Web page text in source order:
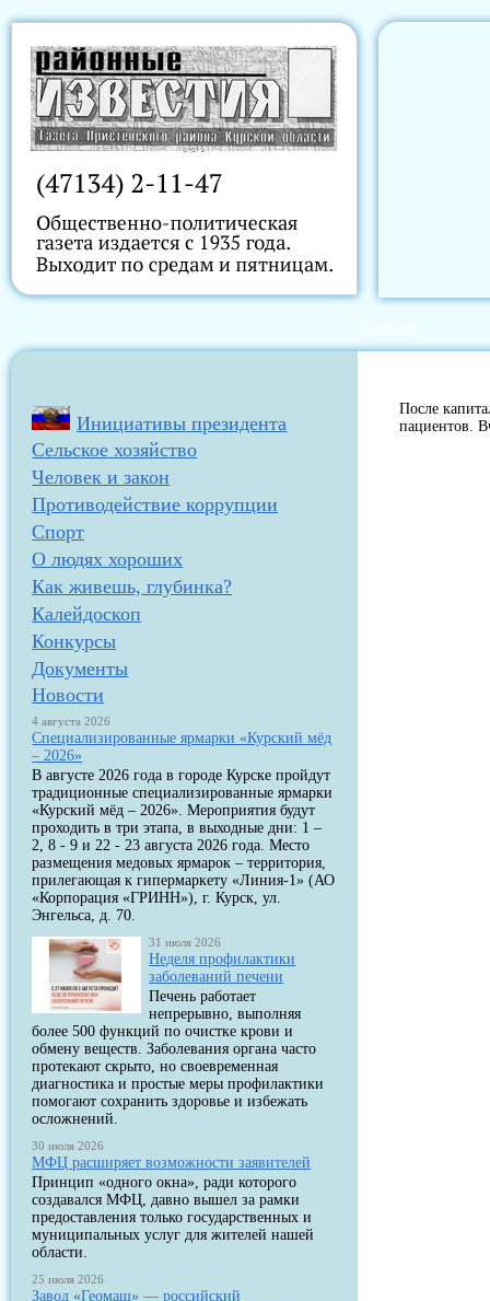
Инициативы президента
Сельское хозяйство
Человек и закон
Противодействие коррупции
Спорт
О людях хороших
Как живешь, глубинка?
Калейдоскоп
Конкурсы
Документы
Новости
4 августа 2026
Специализированные ярмарки «Курский мёд
– 2026»
В августе 2026 года в городе Курске пройдут
традиционные специализированные ярмарки
«Курский мёд – 2026». Мероприятия будут
проходить в три этапа, в выходные дни: 1 –
2, 8 - 9 и 22 - 23 августа 2026 года. Место
размещения медовых ярмарок – территория,
прилегающая к гипермаркету «Линия-1» (АО
«Корпорация «ГРИНН»), г. Курск, ул.
Энгельса, д. 70.
31 июля 2026
Неделя профилактики
заболеваний печени
Печень работает
непрерывно, выполняя
более 500 функций по очистке крови и
обмену веществ. Заболевания органа часто
протекают скрыто, но своевременная
диагностика и простые меры профилактики
помогают сохранить здоровье и избежать
осложнений.
30 июля 2026
МФЦ расширяет возможности заявителей
Принцип «одного окна», ради которого
создавался МФЦ, давно вышел за рамки
предоставления только государственных и
муниципальных услуг для жителей нашей
области.
25 июля 2026
Завод «Геомаш» — российский
После
пациентов.